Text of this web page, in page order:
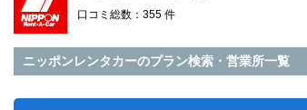
口コミ総数：355 件
ニッポンレンタカーのプラン検索・営業所一覧